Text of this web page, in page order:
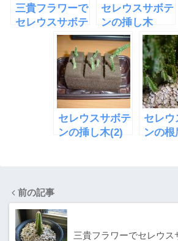
三貴フラワーで
セレウスサボテ
ンを買った
セレウスサボテ
ンの挿し木
2012失敗
セレウスサボテ
ンの挿し木(2)
セレウ
ンの根
前の記事
三貴フラワーでセレウス